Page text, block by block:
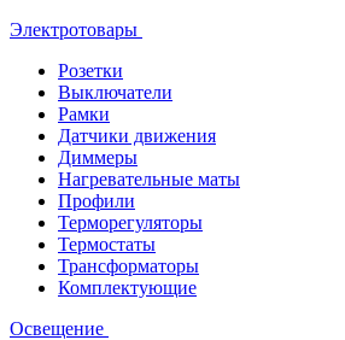
Электротовары
Розетки
Выключатели
Рамки
Датчики движения
Диммеры
Нагревательные маты
Профили
Терморегуляторы
Термостаты
Трансформаторы
Комплектующие
Освещение